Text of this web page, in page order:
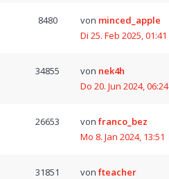
8480 von minced_apple
Di 25. Feb 2025, 01:41
34855 von nek4h
Do 20. Jun 2024, 06:24
26653 von franco_bez
Mo 8. Jan 2024, 13:51
31851 von fteacher